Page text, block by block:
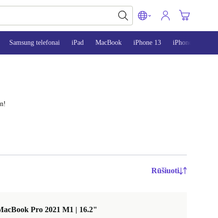
Samsung telefonai iPad MacBook iPhone 13 iPhone 14
Rūšiuoti
Pro 2021 M1 | 16.2"